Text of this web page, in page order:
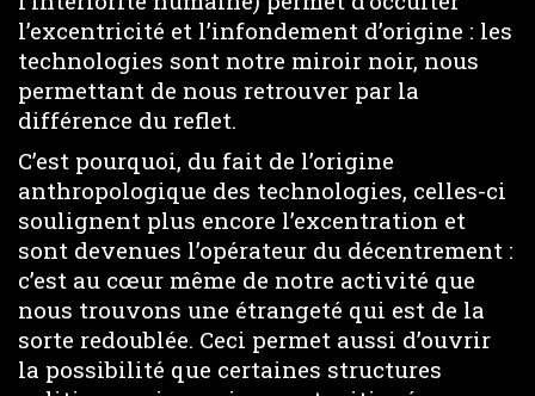
l’excentricité et l’infondement d’origine : les
technologies sont notre miroir noir, nous
permettant de nous retrouver par la
différence du reflet.
C’est pourquoi, du fait de l’origine
anthropologique des technologies, celles-ci
soulignent plus encore l’excentration et
sont devenues l’opérateur du décentrement :
c’est au cœur même de notre activité que
nous trouvons une étrangeté qui est de la
sorte redoublée. Ceci permet aussi d’ouvrir
la possibilité que certaines structures